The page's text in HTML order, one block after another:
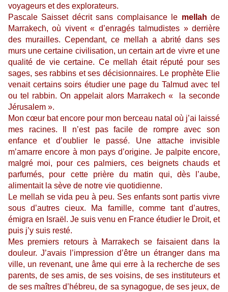
voyageurs et des explorateurs.
Pascale Saisset décrit sans complaisance le mellah de
Marrakech, où vivent « d’enragés talmudistes » derrière
des murailles. Cependant, ce mellah a abrité dans ses
murs une certaine civilisation, un certain art de vivre et une
qualité de vie certaine. Ce mellah était réputé pour ses
sages, ses rabbins et ses décisionnaires. Le prophète Elie
venait certains soirs étudier une page du Talmud avec tel
ou tel rabbin. On appelait alors Marrakech « la seconde
Jérusalem ».
Mon cœur bat encore pour mon berceau natal où j’ai laissé
mes racines. Il n’est pas facile de rompre avec son
enfance et d’oublier le passé. Une attache invisible
m’amarre encore à mon pays d’origine. Je palpite encore,
malgré moi, pour ces palmiers, ces beignets chauds et
parfumés, pour cette prière du matin qui, dès l’aube,
alimentait la sève de notre vie quotidienne.
Le mellah se vida peu à peu. Ses enfants sont partis vivre
sous d’autres cieux. Ma famille, comme tant d’autres,
émigra en Israël. Je suis venu en France étudier le Droit, et
puis j’y suis resté.
Mes premiers retours à Marrakech se faisaient dans la
douleur. J’avais l’impression d’être un étranger dans ma
ville, un revenant, une âme qui erre à la recherche de ses
parents, de ses amis, de ses voisins, de ses instituteurs et
de ses maîtres d’hébreu, de sa synagogue, de ses jeux, de